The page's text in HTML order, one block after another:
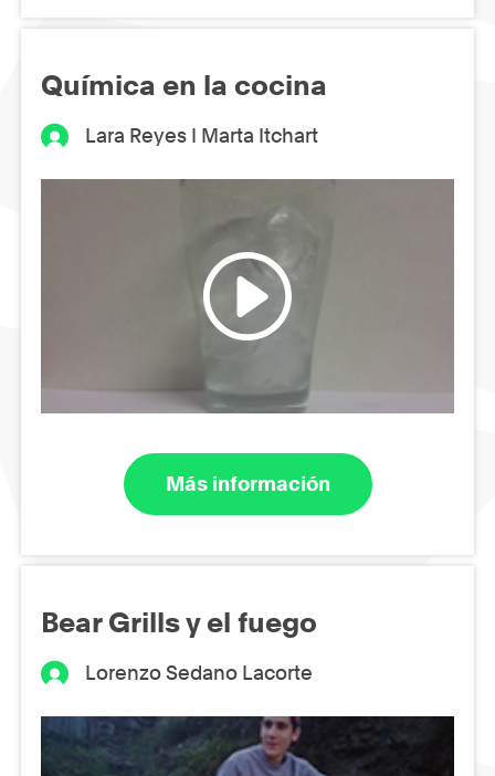
Química en la cocina
Lara Reyes I Marta Itchart
Más información
Bear Grills y el fuego
Lorenzo Sedano Lacorte